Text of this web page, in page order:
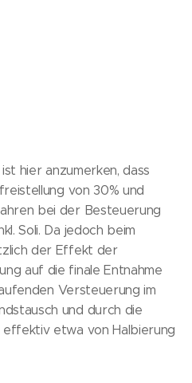
hier anzumerken, dass
von 30% und
bei der Besteuerung
Soli. Da jedoch beim
der Effekt der
auf die finale Entnahme
Versteuerung im
und durch die
effektiv etwa von Halbierung